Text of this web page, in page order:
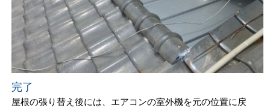
完了
屋根の張り替え後には、エアコンの室外機を元の位置に戻